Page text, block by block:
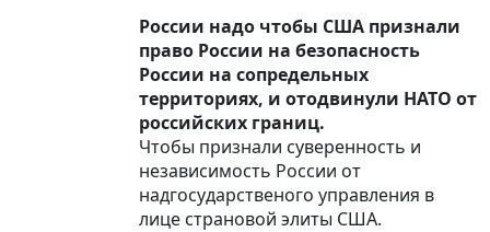
России надо чтобы США признали
право России на безопасность
России на сопредельных
территориях, и отодвинули НАТО от
российских границ.
Чтобы признали суверенность и
независимость России от
надгосударственого управления в
лице страновой элиты США.